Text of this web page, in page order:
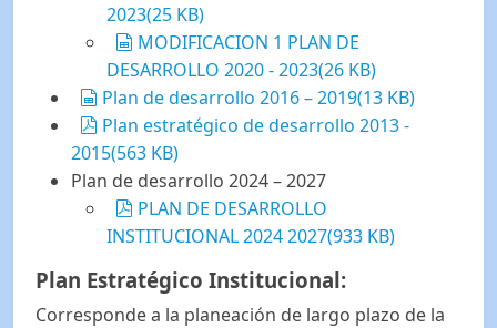
2023(25 KB)
spreadsheet
MODIFICACION 1 PLAN DE
DESARROLLO 2020 - 2023(26 KB)
spreadsheet
Plan de desarrollo 2016 – 2019(13 KB)
pdf
Plan estratégico de desarrollo 2013 -
2015(563 KB)
Plan de desarrollo 2024 – 2027
pdf
PLAN DE DESARROLLO
INSTITUCIONAL 2024 2027(933 KB)
Plan Estratégico Institucional:
Corresponde a la planeación de largo plazo de la